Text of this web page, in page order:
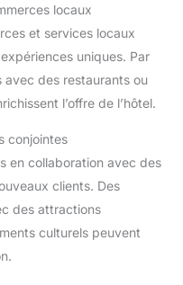
locaux
et services locaux
uniques. Par
des restaurants ou
l’offre de l’hôtel.
conjointes
en collaboration avec des
clients. Des
des attractions
culturels peuvent